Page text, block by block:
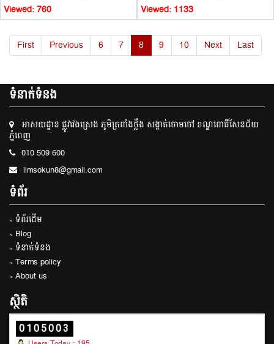
Viewed:760
Viewed:1133
First Previous 6 7 8 9 10 Next Last
ទំនាក់ទំនង
អាសយដ្ឋាន ផ្លូវវេងស្រេង ភូមិត្រពាំងថ្លឹង សង្កាត់ចោមចៅ ខណ្ឌពោធិ៍សែនជ័យ
ភ្នំពេញ
010 509 600
limsokun8@gmail.com
ទំព័រ
» ទំព័រដើម
» Blog
» ទំនាក់ទំនង
» Terms policy
» About us
ស្ថិតិ
0105003